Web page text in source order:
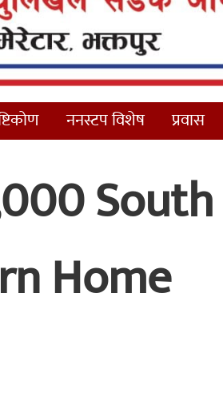
ननस्टप विशेष प्रवास
South
Home